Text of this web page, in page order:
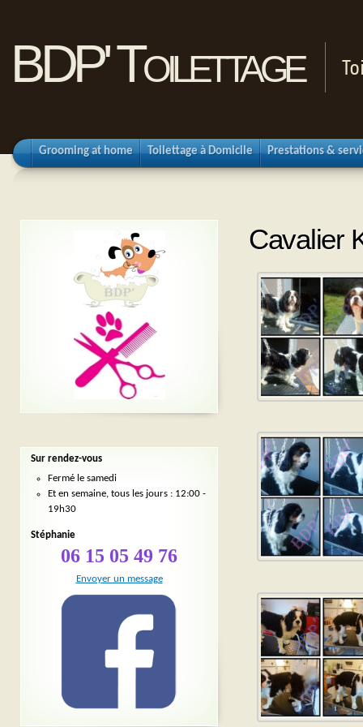
BDP' Toilettage
Grooming at home Toilettage à Domicile Prestations &
Cavalier
Sur rendez-vous
Fermé le samedi
Et en semaine, tous les jours : 12:00 -
19h30
Stéphanie
06 15 05 49 76
Envoyer un message